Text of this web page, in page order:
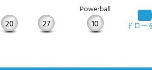
Powerball
20 27 10 ドロー